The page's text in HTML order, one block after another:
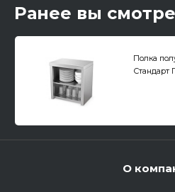
Ранее вы
Полка
Стандарт
О